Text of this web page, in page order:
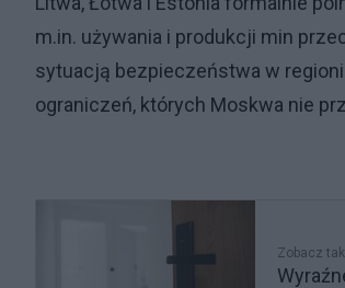
m.in. używania i produkcji min
sytuacją bezpieczeństwa w
ograniczeń, których Moskwa nie
Zobacz